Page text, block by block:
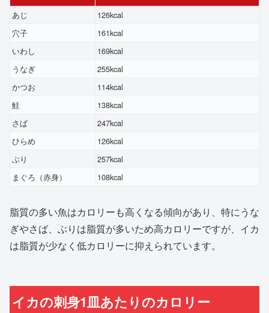
あじ
126kcal
穴子
161kcal
いわし
169kcal
うなぎ
255kcal
かつお
114kcal
鮭
138kcal
さば
247kcal
ひらめ
126kcal
ぶり
257kcal
まぐろ（赤身）
108kcal
脂質の多い魚はカロリーも高くなる傾向があり、特にうな
ぎやさば、ぶりは脂質が多いため高カロリーですが、イカ
は脂質が少なく低カロリーに抑えられています。
イカの刺身1皿あたりのカロリー